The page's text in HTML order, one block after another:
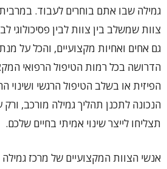
גמילה שבו אתם בוחרים לעבוד.
צוות שמשלב בין צוות לבין פסיכולוגי
גם אחים ואחיות מקצועיים, והכל על
הדרושה בכל רמות הטיפול הרפואי
הפיזית או בשלב הטיפול הרגשי ושינוי
הנכונה לתכנן תהליך גמילה מורכב,
תצליחו לייצר שינוי אמיתי בחיים שלכם.
‏אנשי הצוות המקצועיים של מרכז